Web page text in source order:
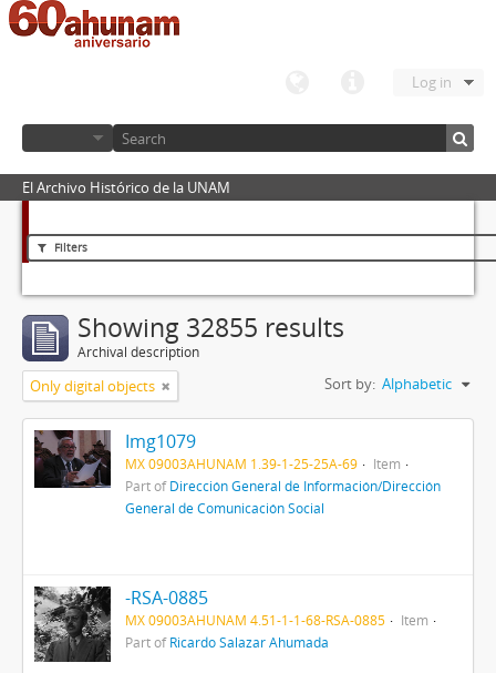
Log in
El Archivo Histórico de la UNAM
Filters
Showing 32855 results
Archival description
Only digital objects Sort by: Alphabetic
Img1079
MX 09003AHUNAM 1.39-1-25-25A-69
Item
Part ofDirección General de Información/Dirección
General de Comunicación Social
-RSA-0885
MX 09003AHUNAM 4.51-1-1-68-RSA-0885
Item
Part ofRicardo Salazar Ahumada